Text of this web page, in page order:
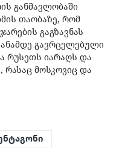
განმავლობაში
თაობაზე, რომ
გაგზავნას
გავრცელებული
რუსეთს იარაღს და
მოსკოვიც და